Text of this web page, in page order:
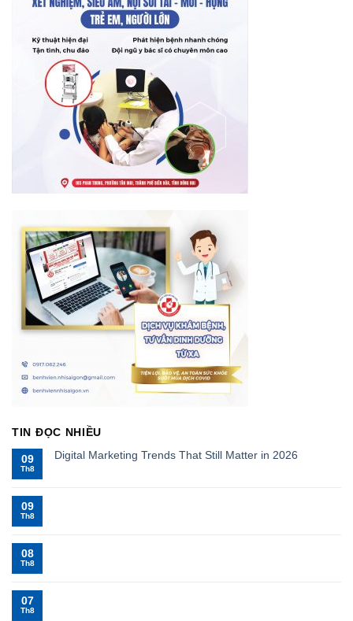
TIN ĐỌC NHIỀU
09
Th8
Digital Marketing Trends That Still Matter in 2026
09
Th8
08
Th8
07
Th8